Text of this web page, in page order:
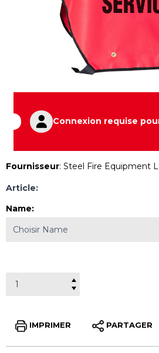
Connexion requise
Fournisseur: Steel Fire Equipment
Article:
Name:
IMPRIMER PARTAGER